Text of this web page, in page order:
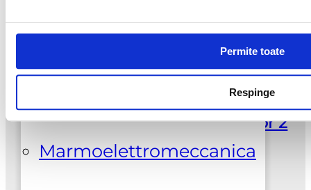
Permite toate
Respinge
Klindex
Marmoelettromeccanica
+0737925412
Sos. Colentina nr. 381, Sector 2
Bucuresti | 0100100